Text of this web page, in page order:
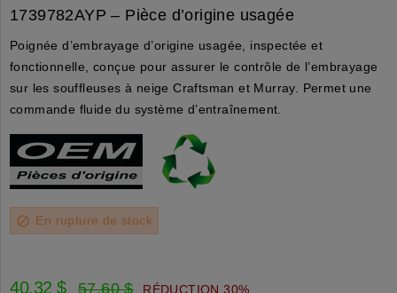
1739782AYP – Pièce d’origine usagée
Poignée d’embrayage d’origine usagée, inspectée et
fonctionnelle, conçue pour assurer le contrôle de l’embrayage
sur les souffleuses à neige Craftsman et Murray. Permet une
commande fluide du système d’entraînement.
block En rupture de stock
40,32 $ 57,60 $ RÉDUCTION 30%